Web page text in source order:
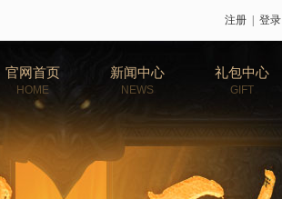
登录
注册
官网首页
HOME
新闻中心
NEWS
礼包中心
GIFT